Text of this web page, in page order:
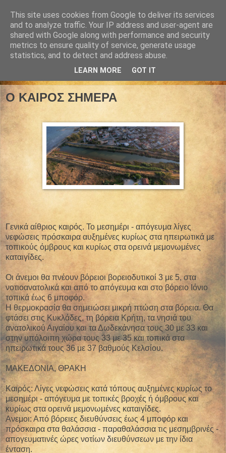
Ο ΚΑΙΡΟΣ ΣΗΜΕΡΑ
Γενικά αίθριος καιρός. Το μεσημέρι - απόγευμα λίγες
νεφώσεις πρόσκαιρα αυξημένες κυρίως στα ηπειρωτικά με
τοπικούς όμβρους και κυρίως στα ορεινά μεμονωμένες
καταιγίδες.
Οι άνεμοι θα πνέουν βόρειοι βορειοδυτικοί 3 με 5, στα
νοτιοανατολικά και από το απόγευμα και στο βόρειο Ιόνιο
τοπικά έως 6 μποφόρ.
Η θερμοκρασία θα σημειώσει μικρή πτώση στα βόρεια. Θα
φτάσει στις Κυκλάδες, τη βόρεια Κρήτη, τα νησιά του
ανατολικού Αιγαίου και τα Δωδεκάνησα τους 30 με 33 και
στην υπόλοιπη χώρα τους 33 με 35 και τοπικά στα
ηπειρωτικά τους 36 με 37 βαθμούς Κελσίου.
ΜΑΚΕΔΟΝΙΑ, ΘΡΑΚΗ
Καιρός: Λίγες νεφώσεις κατά τόπους αυξημένες κυρίως το
μεσημέρι - απόγευμα με τοπικές βροχές ή όμβρους και
κυρίως στα ορεινά μεμονωμένες καταιγίδες.
Ανεμοι: Από βόρειες διευθύνσεις έως 4 μποφόρ και
πρόσκαιρα στα θαλάσσια - παραθαλάσσια τις μεσημβρινές -
απογευματινές ώρες νοτίων διευθύνσεων με την ίδια
ένταση.
This site uses cookies from Google to deliver its services
and to analyze traffic. Your IP address and user-agent are
shared with Google along with performance and security
metrics to ensure quality of service, generate usage
statistics, and to detect and address abuse.
LEARN MORE GOT IT